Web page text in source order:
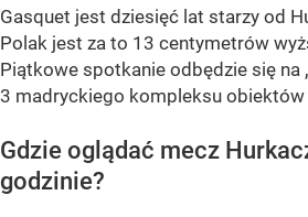
Gasquet jest dziesięć lat starzy od
Polak jest za to 13 centymetrów
Piątkowe spotkanie odbędzie się na
3 madryckiego kompleksu
Gdzie oglądać mecz
godzinie?